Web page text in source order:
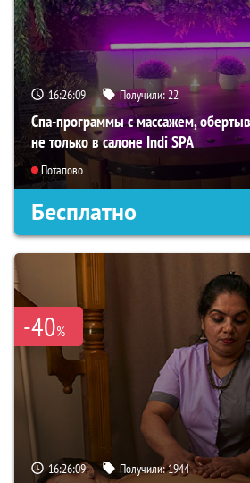
16:26:07 Получили:22
Спа-программы с массажем,
не только в салоне Indi SPA
Потапово
Бесплатно
-40%
16:26:07 Получили:1944